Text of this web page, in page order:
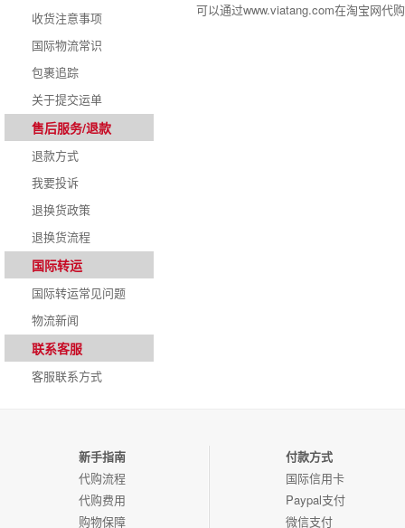
收货注意事项
国际物流常识
包裹追踪
关于提交运单
售后服务/退款
退款方式
我要投诉
退换货政策
退换货流程
国际转运
国际转运常见问题
物流新闻
联系客服
客服联系方式
可以通过www.viatang.com在淘宝网代
新手指南
代购流程
代购费用
购物保障
付款方式
国际信用卡
Paypal支付
微信支付